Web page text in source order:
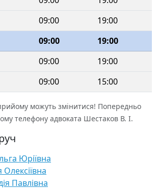
09:00
19:00
09:00
19:00
09:00
19:00
09:00 15:00
можуть змінитися! Попередньо
телефону адвоката Шестаков В. І.
Юріївна
Олексіївна
Павлівна